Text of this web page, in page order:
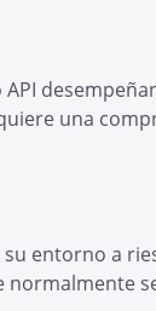
API
una
entorno a